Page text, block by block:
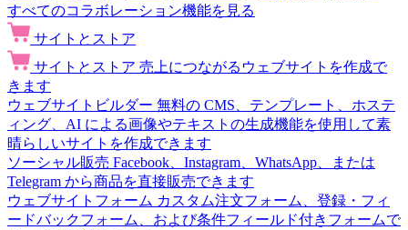
すべてのコラボレーション機能を見る
サイトとストア
サイトとストア 売上につながるウェブサイトを作成で
きます
ウェブサイトビルダー 無料の CMS、テンプレート、ホステ
ィング、AI による画像やテキストの生成機能を使用して素
晴らしいサイトを作成できます
ソーシャル販売 Facebook、Instagram、WhatsApp、または
Telegram から商品を直接販売できます
ウェブサイトフォーム カスタム注文フォーム、登録・フィ
ードバックフォーム、および条件フィールド付きフォームで